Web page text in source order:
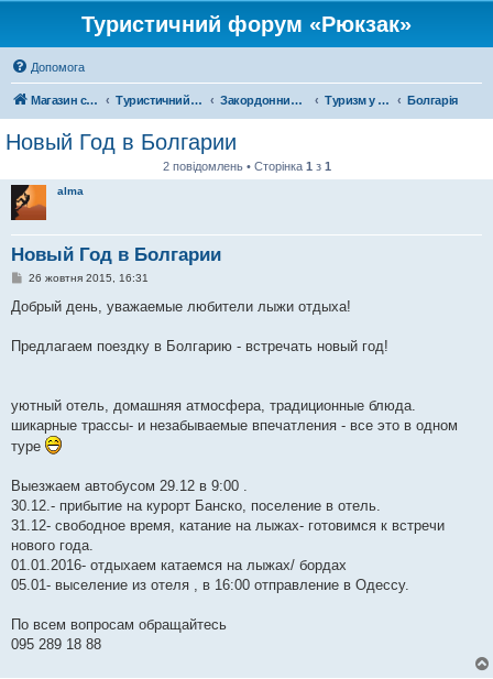
Туристичний форум «Рюкзак»
Допомога
Магазин спорядження Туристичний форум «Рюкзак» Закордонний туризм Туризм у Європі Болгарія
Новый Год в Болгарии
2 повідомлень • Сторінка 1 з 1
alma
Новый Год в Болгарии
П
в
о
н
я
26 жовтня 2015, 16:31
Добрый день, уважаемые любители лыжи отдыха!
Предлагаем поездку в Болгарию - встречать новый год!
уютный отель, домашняя атмосфера, традиционные блюда.
шикарные трассы- и незабываемые впечатления - все это в одном
туре
Выезжаем автобусом 29.12 в 9:00 .
30.12.- прибытие на курорт Банско, поселение в отель.
31.12- свободное время, катание на лыжах- готовимся к встречи
нового года.
01.01.2016- отдыхаем катаемся на лыжах/ бордах
05.01- выселение из отеля , в 16:00 отправление в Одессу.
По всем вопросам обращайтесь
095 289 18 88